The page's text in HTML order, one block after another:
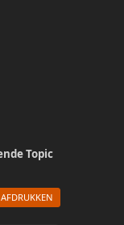
Topic
AFDRUKKEN